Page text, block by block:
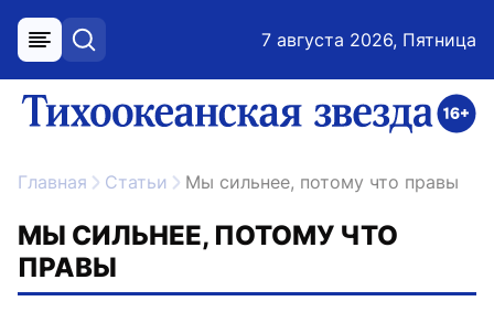
меню поиск 7 августа 2026, Пятница
ссылка на главную
Главная Статьи Мы сильнее, потому что правы
МЫ СИЛЬНЕЕ, ПОТОМУ ЧТО
ПРАВЫ